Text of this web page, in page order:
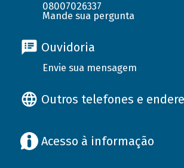
08007026337
Mande sua pergunta
Ouvidoria
Envie sua mensagem
Outros telefones e
Acesso à informação